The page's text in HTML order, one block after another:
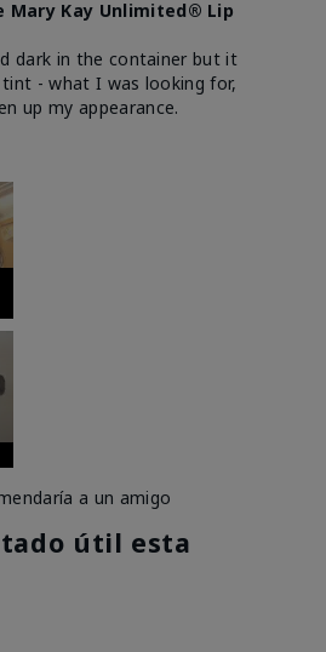
Mary Kay Unlimited® Lip
dark in the container but it
- what I was looking for,
up my appearance.
a un amigo
útil esta